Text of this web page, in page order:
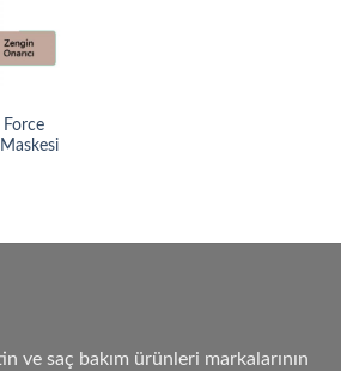
ve saç bakım ürünleri markalarının